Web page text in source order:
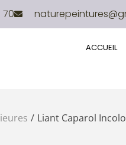
70
ACCUEIL
/ Liant Caparol